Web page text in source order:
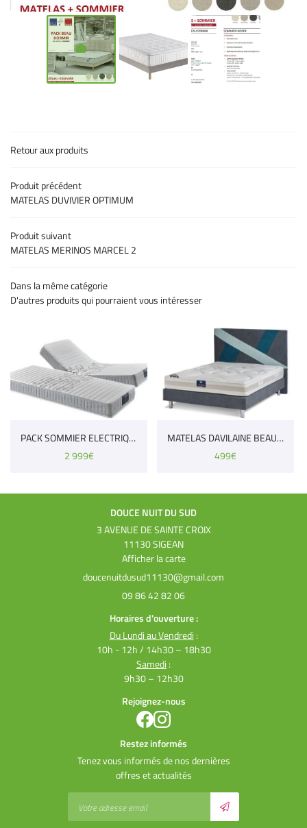
MARQUES
- COUP DE ❤️
09 86 42 82
Retour aux produits
Produit précédent
MATELAS DUVIVIER OPTIMUM
Produit suivant
MATELAS MERINOS MARCEL 2
Dans la même catégorie
D'autres produits qui pourraient vous intéresser
PACK SOMMIER ELECTRIQUE + MATELAS "NEOLAT V.LINE" TECHNILAT
2 999€
MATELAS DAVILAINE BEAUBOURG
499€
DOUCE NUIT DU SUD
3 AVENUE DE SAINTE CROIX
11130 SIGEAN
Afficher la carte
09 86 42 82 06
Horaires d'ouverture :
Du Lundi au Vendredi :
10h - 12h / 14h30 – 18h30
Samedi :
9h30 – 12h30
Rejoignez-nous
Restez informés
Tenez vous informés de nos dernières
offres et actualités